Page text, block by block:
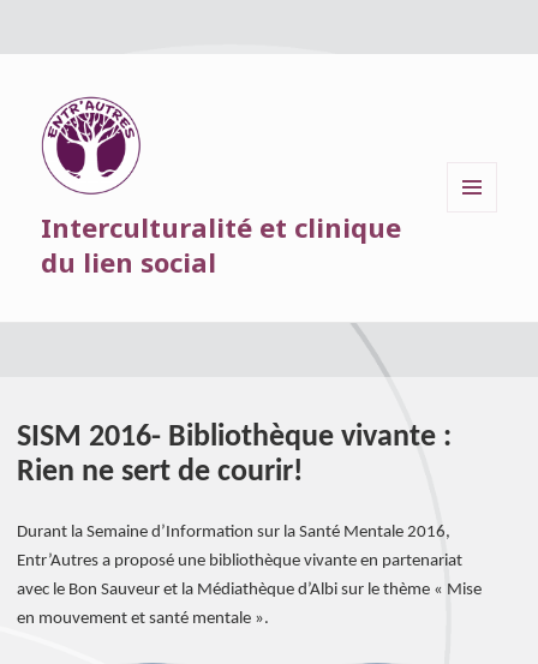
Interculturalité et clinique
du lien social
SISM 2016- Bibliothèque vivante :
Rien ne sert de courir!
Durant la Semaine d’Information sur la Santé Mentale 2016,
Entr’Autres a proposé une bibliothèque vivante en partenariat
avec le Bon Sauveur et la Médiathèque d’Albi sur le thème « Mise
en mouvement et santé mentale ».